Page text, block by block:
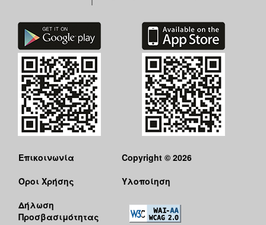
Επικοινωνία
Όροι Χρήσης
Δήλωση
Προσβασιμότητας
Copyright © 2026
Υλοποίηση